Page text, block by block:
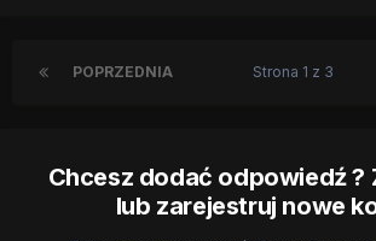
POPRZEDNIA Strona 1 z 3
Chcesz dodać odpowiedź ?
lub zarejestruj nowe